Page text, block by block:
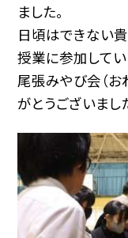
ました。
日頃はできない
授業に参加してい
尾張みやび会（お
がとうございまし